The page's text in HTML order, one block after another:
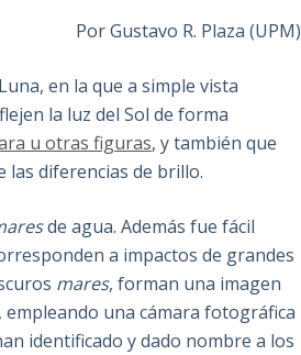
Por Gustavo R. Plaza (UPM)
en la que a simple vista
la luz del Sol de forma
u otras figuras, y también que
las diferencias de brillo.
de agua. Además fue fácil
a impactos de grandes
mares, forman una imagen
una cámara fotográfica
identificado y dado nombre a los